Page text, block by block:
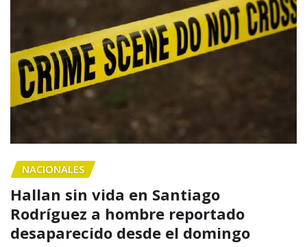
NACIONALES
Hallan sin vida en Santiago
Rodríguez a hombre reportado
desaparecido desde el domingo